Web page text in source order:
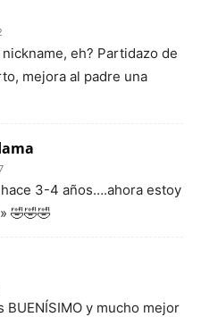
eh? Partidazo de
mejora al padre una
3-4 años….ahora estoy
🤣🤣🤣
BUENÍSIMO y mucho mejor